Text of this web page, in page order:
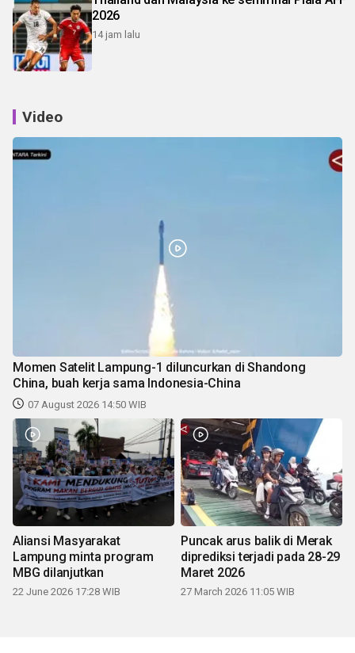
2026
14 jam lalu
Video
Momen Satelit Lampung-1 diluncurkan di Shandong
China, buah kerja sama Indonesia-China
07 August 2026 14:50 WIB
Aliansi Masyarakat
Lampung minta program
MBG dilanjutkan
22 June 2026 17:28 WIB
Puncak arus balik di Merak
diprediksi terjadi pada 28-29
Maret 2026
27 March 2026 11:05 WIB